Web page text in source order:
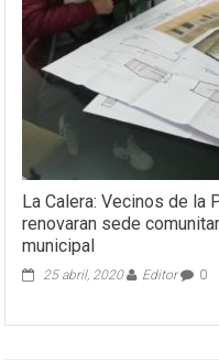
La Calera: Vecinos de la
renovaran sede
municipal
25 abril, 2020 Editor 0